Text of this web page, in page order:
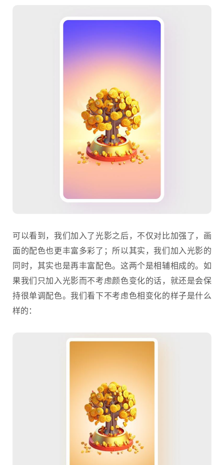
可以看到，我们加入了光影之后，不仅对比加强了，画
面的配色也更丰富多彩了；所以其实，我们加入光影的
同时，其实也是再丰富配色。这两个是相辅相成的。如
果我们只加入光影而不考虑颜色变化的话，就还是会保
持很单调配色。我们看下不考虑色相变化的样子是什么
样的：